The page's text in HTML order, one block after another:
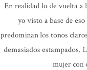
En realidad lo de vuelta a
yo visto a base de
predominan los tonos
demasiados estampados.
mujer con